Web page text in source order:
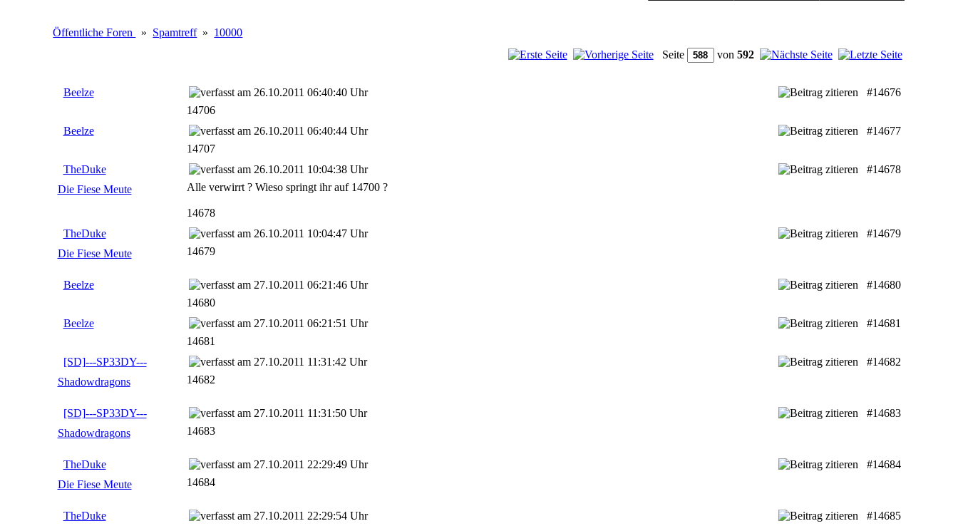
Öffentliche Foren » Spamtreff» 10000
Seite
von 592
Beelze 26.10.2011 06:40:40 Uhr
#14676
14706
Beelze
26.10.2011 06:40:44 Uhr
#14677
14707
TheDuke
26.10.2011 10:04:38 Uhr
#14678
Die Fiese Meute
Alle verwirrt ? Wieso springt ihr auf 14700 ?
14678
TheDuke
26.10.2011 10:04:47 Uhr
#14679
Die Fiese Meute
14679
Beelze 27.10.2011 06:21:46 Uhr
#14680
14680
Beelze
27.10.2011 06:21:51 Uhr
#14681
14681
[SD]---SP33DY---
27.10.2011 11:31:42 Uhr
#14682
Shadowdragons
14682
[SD]---SP33DY--- 27.10.2011 11:31:50 Uhr
#14683
Shadowdragons
14683
TheDuke 27.10.2011 22:29:49 Uhr
#14684
Die Fiese Meute
14684
TheDuke 27.10.2011 22:29:54 Uhr
#14685